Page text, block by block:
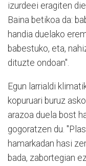
izurdeei eragiten
Baina betikoa da:
handia duelako
babestuko, eta,
dituzte ondoan".
Egun larrialdi
kopuruari buruz
arazoa duela bost
gogoratzen du.
hamarkadan hasi
bada, zabortegian